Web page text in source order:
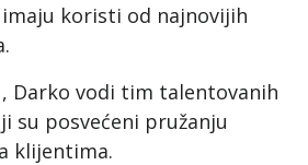
koristi od najnovijih
Darko vodi tim talentovanih
su posvećeni pružanju
klijentima.